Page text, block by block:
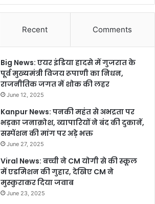
Recent Comments
Big News: एयर इंडिया हादसे में गुजरात के
पूर्व मुख्यमंत्री विजय रूपाणी का निधन,
राजनीतिक जगत में शोक की लहर
June 12, 2025
Kanpur News: पनकी महंत से अभद्रता पर
भड़का जनाक्रोश, व्यापारियों ने बंद की दुकानें,
सस्पेंशन की मांग पर अड़े भक्त
June 27, 2025
Viral News: बच्ची ने CM योगी से की स्कूल
में एडमिशन की गुहार, देखिए CM ने
मुस्कुराकर दिया जवाब
June 23, 2025